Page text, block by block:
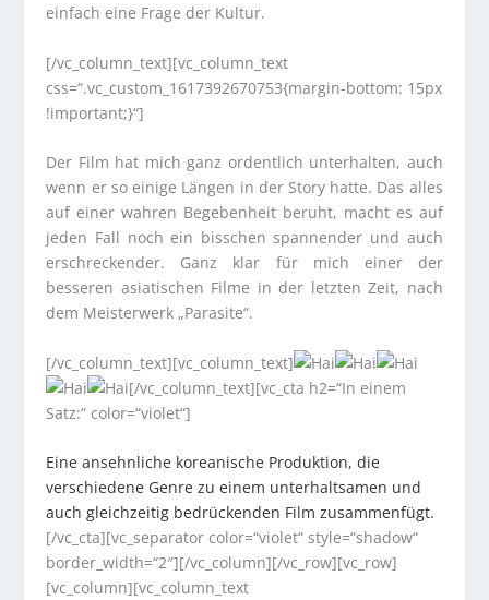
einfach eine Frage der Kultur.
[/vc_column_text][vc_column_text
css=“.vc_custom_1617392670753{margin-bottom: 15px
!important;}“]
Der Film hat mich ganz ordentlich unterhalten, auch
wenn er so einige Längen in der Story hatte. Das alles
auf einer wahren Begebenheit beruht, macht es auf
jeden Fall noch ein bisschen spannender und auch
erschreckender. Ganz klar für mich einer der
besseren asiatischen Filme in der letzten Zeit, nach
dem Meisterwerk „Parasite“.
[/vc_column_text][vc_column_text]
[/vc_column_text][vc_cta h2=“In einem
Satz:“ color=“violet“]
Eine ansehnliche koreanische Produktion, die
verschiedene Genre zu einem unterhaltsamen und
auch gleichzeitig bedrückenden Film zusammenfügt.
[/vc_cta][vc_separator color=“violet“ style=“shadow“
border_width=“2″][/vc_column][/vc_row][vc_row]
[vc_column][vc_column_text